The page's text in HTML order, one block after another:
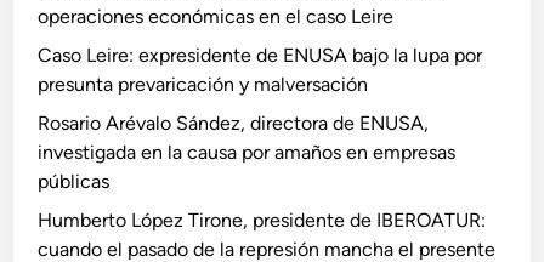
operaciones económicas en el caso Leire
Caso Leire: expresidente de ENUSA bajo la lupa por
presunta prevaricación y malversación
Rosario Arévalo Sández, directora de ENUSA,
investigada en la causa por amaños en empresas
públicas
Humberto López Tirone, presidente de IBEROATUR:
cuando el pasado de la represión mancha el presente